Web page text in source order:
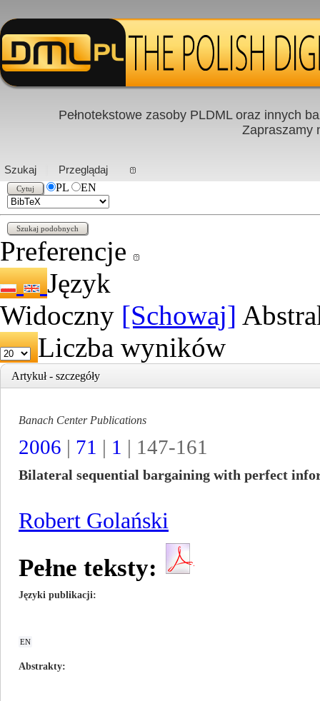
Pełnotekstowe zasoby PLDML oraz innych
Zapraszamy
Szukaj
Przeglądaj
PL
EN
Preferencje
Język
Widoczny [Schowaj]
Liczba wyników
Artykuł - szczegóły
Banach Center Publications
2006 | 71 | 1 | 147-161
Bilateral sequential bargaining with perfect
Robert Golański
Pełne teksty:
Języki publikacji
EN
Abstrakty